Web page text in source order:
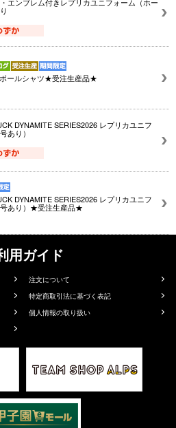
エンブレム付きレプリカユニフォーム（ホー
ールシャツ★受注生産品★
DYNAMITE SERIES2026 レプリカユニフ
あり）
DYNAMITE SERIES2026 レプリカユニフ
号あり）★受注生産品★
用ガイド
注文について
特定商取引法に基づく表記
個人情報の取り扱い